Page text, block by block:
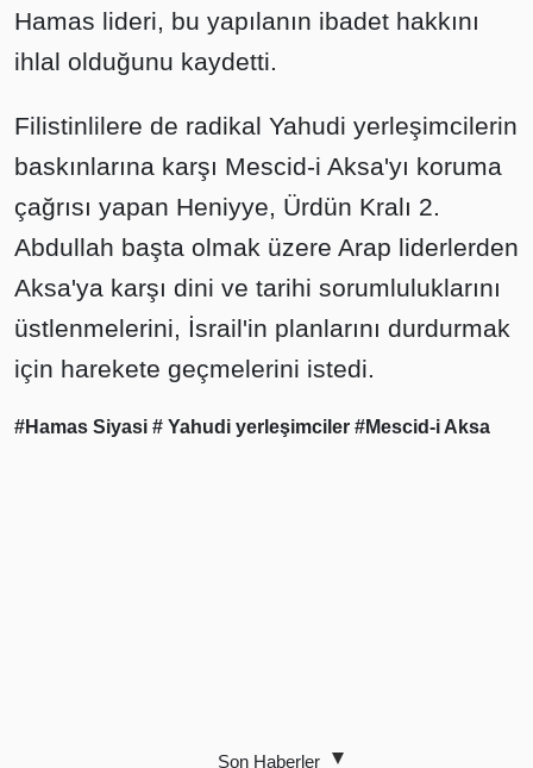
Hamas lideri, bu yapılanın ibadet hakkını
ihlal olduğunu kaydetti.
Filistinlilere de radikal Yahudi yerleşimcilerin
baskınlarına karşı Mescid-i Aksa'yı koruma
çağrısı yapan Heniyye, Ürdün Kralı 2.
Abdullah başta olmak üzere Arap liderlerden
Aksa'ya karşı dini ve tarihi sorumluluklarını
üstlenmelerini, İsrail'in planlarını durdurmak
için harekete geçmelerini istedi.
#Hamas Siyasi # Yahudi yerleşimciler #Mescid-i Aksa
Son Haberler